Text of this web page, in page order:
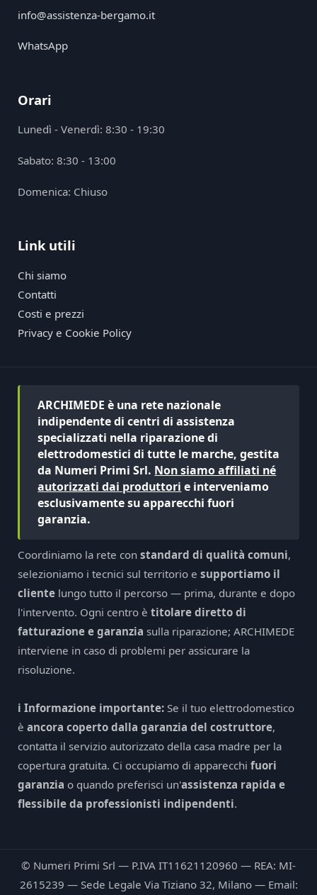
info@assistenza-bergamo.it
WhatsApp
Orari
Lunedì - Venerdì: 8:30 - 19:30
Sabato: 8:30 - 13:00
Domenica: Chiuso
Link utili
Chi siamo
Contatti
Costi e prezzi
Privacy e Cookie Policy
ARCHIMEDE è una rete nazionale
indipendente di centri di assistenza
specializzati nella riparazione di
elettrodomestici di tutte le marche, gestita
da Numeri Primi Srl. Non siamo affiliati né
autorizzati dai produttori e interveniamo
esclusivamente su apparecchi fuori
garanzia.
Coordiniamo la rete constandard di qualità comuni,
selezioniamo i tecnici sul territorio esupportiamo il
cliente lungo tutto il percorso — prima, durante e dopo
l'intervento. Ogni centro ètitolare diretto di
fatturazione e garanzia sulla riparazione; ARCHIMEDE
interviene in caso di problemi per assicurare la
risoluzione.
ℹ️ Informazione importante: Se il tuo elettrodomestico
èancora coperto dalla garanzia del costruttore,
contatta il servizio autorizzato della casa madre per la
copertura gratuita. Ci occupiamo di apparecchifuori
garanzia o quando preferisci un'assistenza rapida e
flessibile da professionisti indipendenti.
© Numeri Primi Srl — P.IVA IT11621120960 — REA: MI-
2615239 — Sede Legale Via Tiziano 32, Milano — Email: